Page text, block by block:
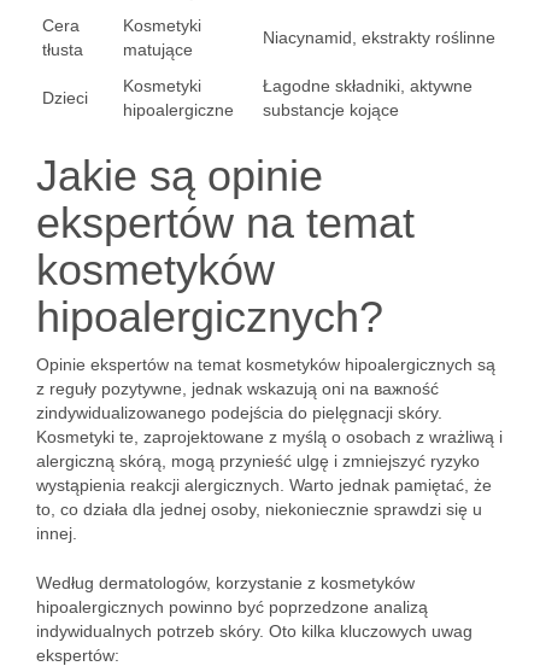
Cera
tłusta
Kosmetyki
matujące
Niacynamid, ekstrakty roślinne
Dzieci
Kosmetyki
hipoalergiczne
Łagodne składniki, aktywne
substancje kojące
Jakie są opinie
ekspertów na temat
kosmetyków
hipoalergicznych?
Opinie ekspertów na temat kosmetyków hipoalergicznych są
z reguły pozytywne, jednak wskazują oni na важność
zindywidualizowanego podejścia do pielęgnacji skóry.
Kosmetyki te, zaprojektowane z myślą o osobach z wrażliwą i
alergiczną skórą, mogą przynieść ulgę i zmniejszyć ryzyko
wystąpienia reakcji alergicznych. Warto jednak pamiętać, że
to, co działa dla jednej osoby, niekoniecznie sprawdzi się u
innej.
Według dermatologów, korzystanie z kosmetyków
hipoalergicznych powinno być poprzedzone analizą
indywidualnych potrzeb skóry. Oto kilka kluczowych uwag
ekspertów: